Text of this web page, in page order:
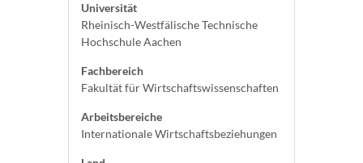
Universität
Rheinisch-Westfälische Technische
Hochschule Aachen
Fachbereich
Fakultät für Wirtschaftswissenschaften
Arbeitsbereiche
Internationale Wirtschaftsbeziehungen